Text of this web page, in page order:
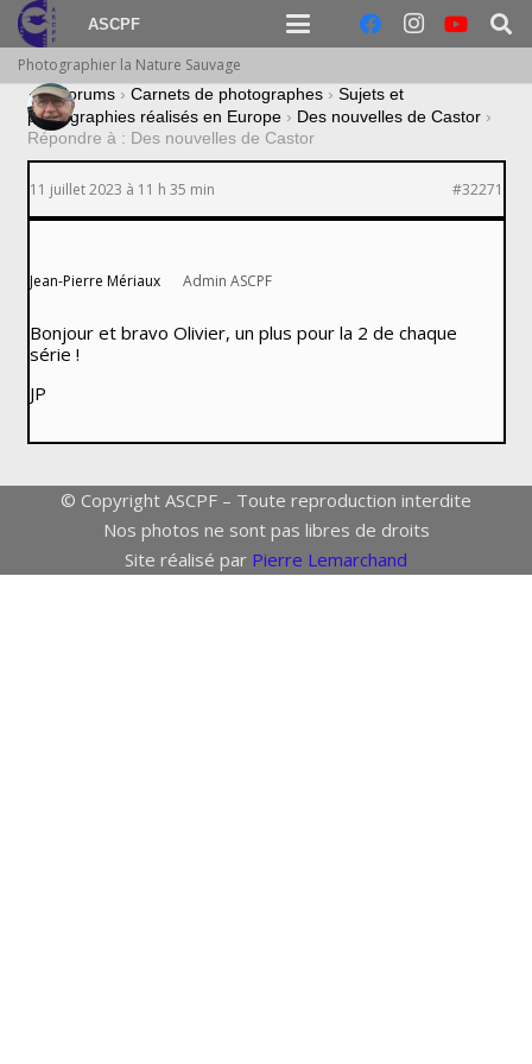
ASCPF
Photographier la Nature Sauvage
› Forums › Carnets de photographes › Sujets et
photographies réalisés en Europe › Des nouvelles de Castor ›
Répondre à : Des nouvelles de Castor
11 juillet 2023 à 11 h 35 min #32271
Jean-Pierre Mériaux Admin ASCPF
Bonjour et bravo Olivier, un plus pour la 2 de chaque
série !
JP
© Copyright ASCPF – Toute reproduction interdite
Nos photos ne sont pas libres de droits
Site réalisé par Pierre Lemarchand